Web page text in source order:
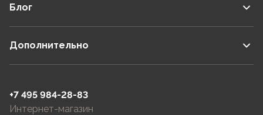
Блог
Дополнительно
+7 495 984-28-83
Интернет-магазин